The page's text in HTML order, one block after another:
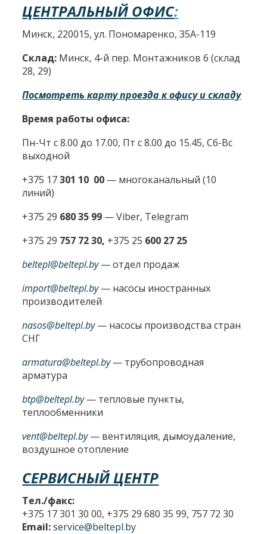
ЦЕНТРАЛЬНЫЙ ОФИС:
Минск, 220015, ул. Пономаренко, 35А-119
Склад: Минск, 4-й пер. Монтажников 6 (склад
28, 29)
Посмотреть карту проезда к офису и складу
Время работы офиса:
Пн-Чт с 8.00 до 17.00, Пт с 8.00 до 15.45, Сб-Вс
выходной
+375 17301 10 00 — многоканальный (10
линий)
+375 29 680 35 99 — Viber, Telegram
+375 29 757 72 30, +375 25 600 27 25
beltepl@beltepl.by— отдел продаж
import@beltepl.by— насосы иностранных
производителей
nasos@beltepl.by— насосы производства стран
СНГ
armatura@beltepl.by— трубопроводная
арматура
btp@beltepl.by— тепловые пункты,
теплообменники
vent@beltepl.by— вентиляция, дымоудаление,
воздушное отопление
СЕРВИСНЫЙ ЦЕНТР
Тел./факс:
+375 17 301 30 00, +375 29 680 35 99, 757 72 30
Email: service@beltepl.by